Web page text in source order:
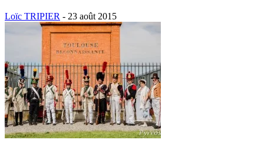
Loïc TRIPIER - 23 août 2015